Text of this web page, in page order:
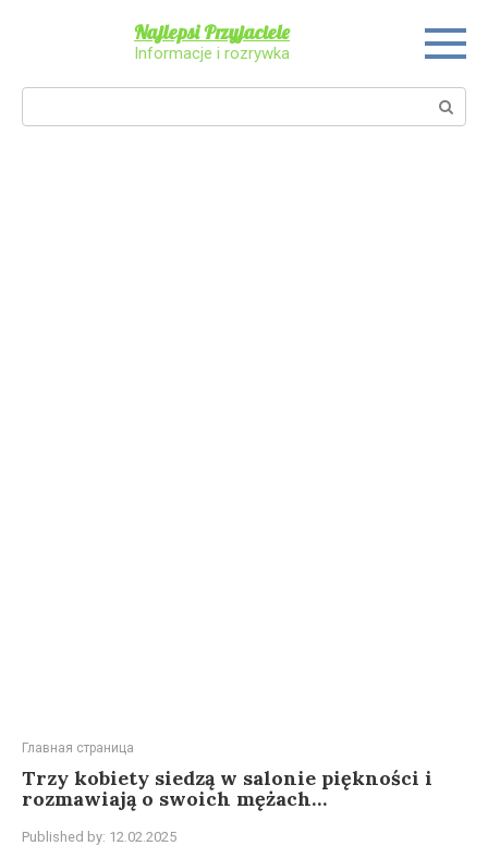
Najlepsi Przyjaciele
Informacje i rozrywka
Search:
Главная страница
Trzy kobiety siedzą w salonie piękności i
rozmawiają o swoich mężach…
Published by: 12.02.2025